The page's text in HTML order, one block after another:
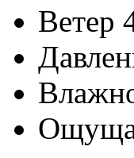
Ветер